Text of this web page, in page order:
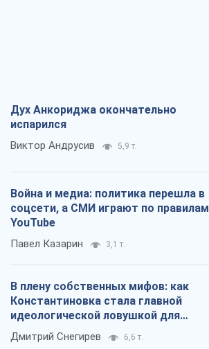
Дух Анкориджа окончательно
испарился
Виктор Андрусив 5,9 т.
Война и медиа: политика перешла в
соцсети, а СМИ играют по правилам
YouTube
Павел Казарин 3,1 т.
В плену собственных мифов: как
Константиновка стала главной
идеологической ловушкой для
российских оккупантов
Дмитрий Снегирев 6,6 т.